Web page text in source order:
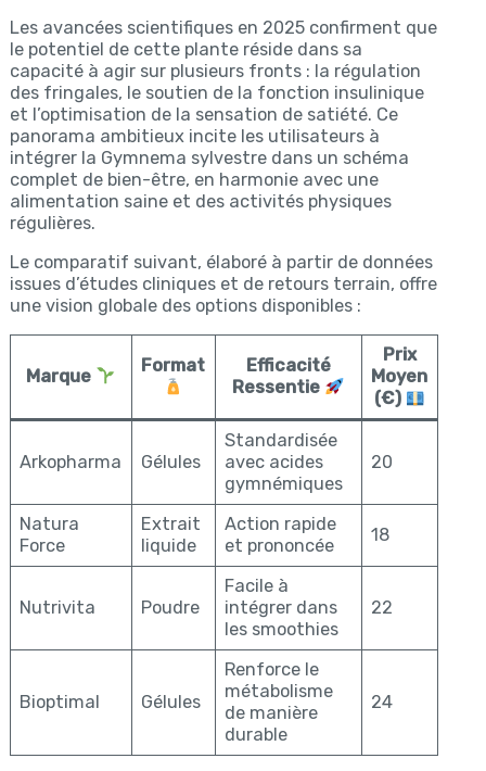
Les avancées scientifiques en 2025 confirment que
le potentiel de cette plante réside dans sa
capacité à agir sur plusieurs fronts : la régulation
des fringales, le soutien de la fonction insulinique
et l’optimisation de la sensation de satiété. Ce
panorama ambitieux incite les utilisateurs à
intégrer la Gymnema sylvestre dans un schéma
complet de bien-être, en harmonie avec une
alimentation saine et des activités physiques
régulières.
Le comparatif suivant, élaboré à partir de données
issues d’études cliniques et de retours terrain, offre
une vision globale des options disponibles :
Marque
Format
Efficacité
Ressentie
Prix
Moyen
(€)
Arkopharma Gélules
Standardisée
avec acides
gymnémiques
20
Natura
Force
Extrait
liquide
Action rapide
et prononcée
18
Nutrivita Poudre
Facile à
intégrer dans
les smoothies
22
Bioptimal Gélules
Renforce le
métabolisme
de manière
durable
24